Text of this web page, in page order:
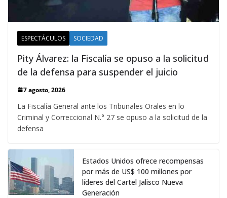
ESPECTÁCULOS SOCIEDAD
Pity Álvarez: la Fiscalía se opuso a la solicitud
de la defensa para suspender el juicio
7 agosto, 2026
La Fiscalía General ante los Tribunales Orales en lo
Criminal y Correccional N.° 27 se opuso a la solicitud de la
defensa
Estados Unidos ofrece recompensas
por más de US$ 100 millones por
líderes del Cartel Jalisco Nueva
Generación